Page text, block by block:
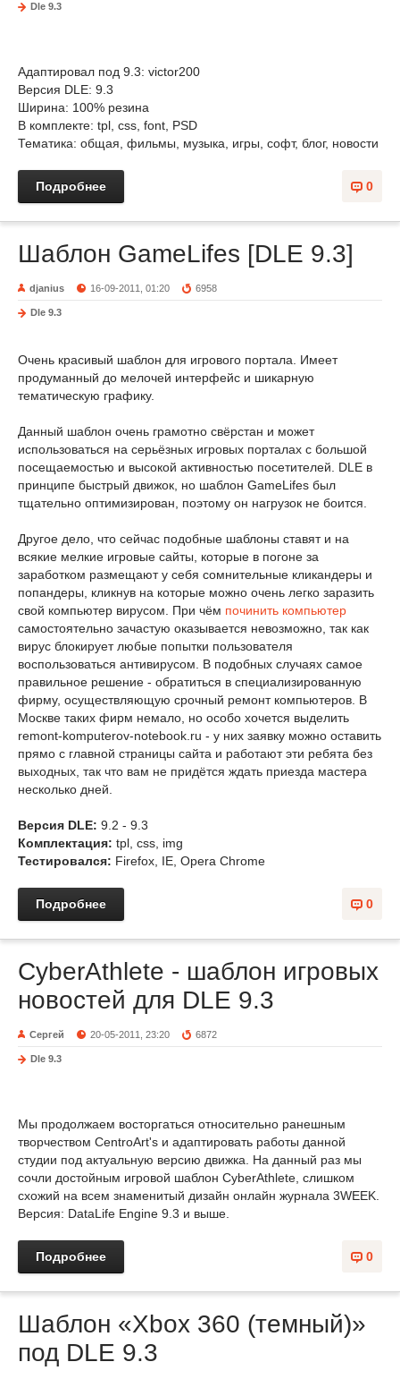
Dle 9.3
Адаптировал под 9.3: victor200
Версия DLE: 9.3
Ширина: 100% резина
В комплекте: tpl, css, font, PSD
Тематика: общая, фильмы, музыка, игры, софт, блог, новости
0
Подробнее
Шаблон GameLifes [DLE 9.3]
djanius 16-09-2011, 01:20 6958
Dle 9.3
Очень красивый шаблон для игрового портала. Имеет
продуманный до мелочей интерфейс и шикарную
тематическую графику.
Данный шаблон очень грамотно свёрстан и может
использоваться на серьёзных игровых порталах с большой
посещаемостью и высокой активностью посетителей. DLE в
принципе быстрый движок, но шаблон GameLifes был
тщательно оптимизирован, поэтому он нагрузок не боится.
Другое дело, что сейчас подобные шаблоны ставят и на
всякие мелкие игровые сайты, которые в погоне за
заработком размещают у себя сомнительные кликандеры и
попандеры, кликнув на которые можно очень легко заразить
свой компьютер вирусом. При чём починить компьютер
самостоятельно зачастую оказывается невозможно, так как
вирус блокирует любые попытки пользователя
воспользоваться антивирусом. В подобных случаях самое
правильное решение - обратиться в специализированную
фирму, осуществляющую срочный ремонт компьютеров. В
Москве таких фирм немало, но особо хочется выделить
remont-komputerov-notebook.ru - у них заявку можно оставить
прямо с главной страницы сайта и работают эти ребята без
выходных, так что вам не придётся ждать приезда мастера
несколько дней.
Версия DLE: 9.2 - 9.3
Комплектация: tpl, css, img
Тестировался: Firefox, IE, Opera Chrome
0
Подробнее
CyberAthlete - шаблон игровых
новостей для DLE 9.3
Сергей 20-05-2011, 23:20 6872
Dle 9.3
Мы продолжаем восторгаться относительно ранешным
творчеством CentroArt's и адаптировать работы данной
студии под актуальную версию движка. На данный раз мы
сочли достойным игровой шаблон CyberAthlete, слишком
схожий на всем знаменитый дизайн онлайн журнала 3WEEK.
Версия: DataLife Engine 9.3 и выше.
0
Подробнее
Шаблон «Xbox 360 (темный)»
под DLE 9.3